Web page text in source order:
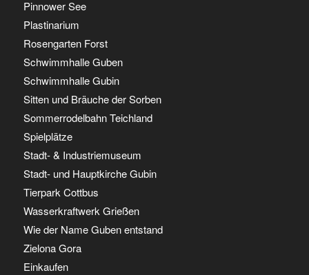
Pinnower See
Plastinarium
Rosengarten Forst
Schwimmhalle Guben
Schwimmhalle Gubin
Sitten und Bräuche der Sorben
Sommerrodelbahn Teichland
Spielplätze
Stadt- & Industriemuseum
Stadt- und Hauptkirche Gubin
Tierpark Cottbus
Wasserkraftwerk Grießen
Wie der Name Guben entstand
Zielona Gora
Einkaufen